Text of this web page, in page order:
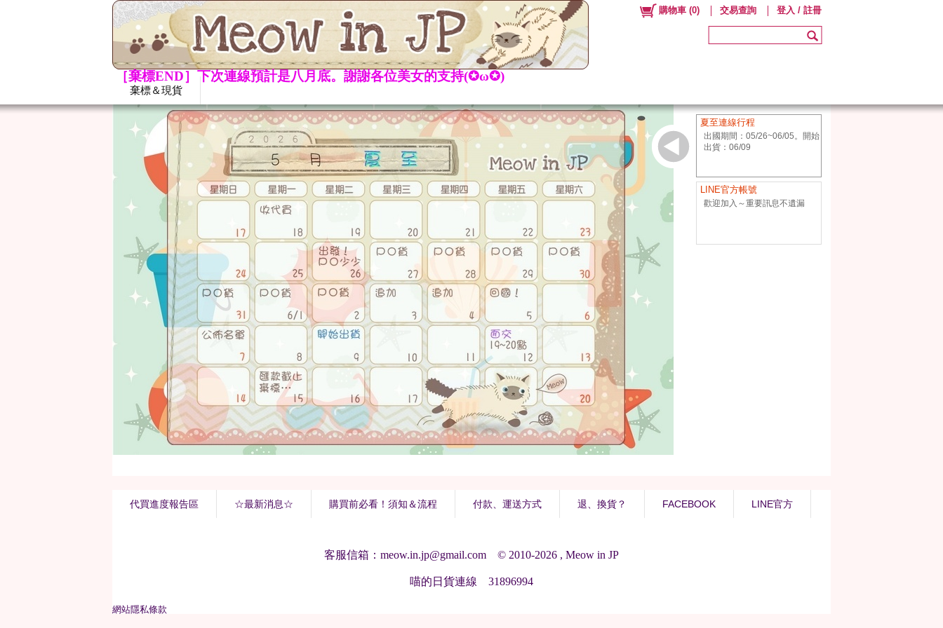
棄標＆現貨
購物車 (0) 交易查詢 登入 / 註冊
夏至連線行程
出國期間：05/26~06/05。開始
出貨：06/09
LINE官方帳號
歡迎加入～重要訊息不遺漏
代買進度報告區 ☆最新消息☆ 購買前必看！須知＆流程 付款、運送方式 退、換貨？ FACEBOOK LINE官方
客服信箱：meow.in.jp@gmail.com © 2010-2026 , Meow in JP
喵的日貨連線 31896994
網站隱私條款
［棄標END］下次連線預計是八月底。謝謝各位美女的支持(✪ω✪)